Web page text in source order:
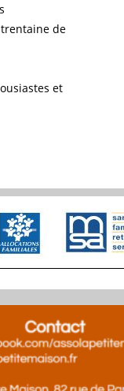
trentaine de
et